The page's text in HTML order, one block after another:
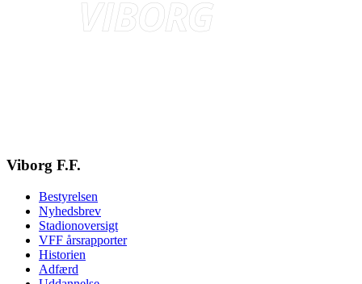
Viborg F.F.
Bestyrelsen
Nyhedsbrev
Stadionoversigt
VFF årsrapporter
Historien
Adfærd